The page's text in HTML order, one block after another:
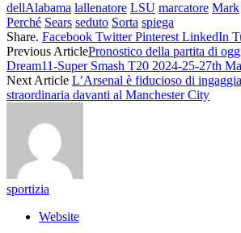
dellAlabama lallenatore LSU marcatore Mark
Perché Sears seduto Sorta spiega
Share. Facebook Twitter Pinterest LinkedIn
Previous ArticlePronostico della partita di
Dream11-Super Smash T20 2024-25-27th
Next Article L’Arsenal è fiducioso di
straordinaria davanti al Manchester City
sportizia
Website